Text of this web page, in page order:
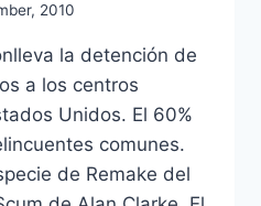
2010
la detención de
a los centros
Unidos. El 60%
comunes.
de Remake del